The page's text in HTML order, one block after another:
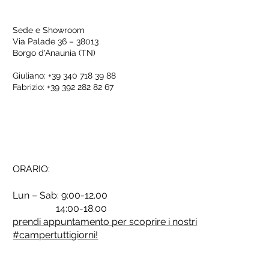
Sede e Showroom
Via Palade 36 – 38013
Borgo d'Anaunia (TN)
Giuliano: +39 340 718 39 88
Fabrizio: +39 392 282 82 67
ORARIO:
Lun – Sab: 9:00-12.00
14:00-18.00
prendi appuntamento per scoprire i nostri
#campertuttigiorni!